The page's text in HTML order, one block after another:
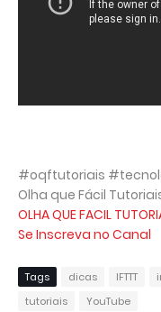
#oqftutoriais
Olha que Fácil
OLHA QUE FACIL
Se Inscreva no Canal
Tags dicas IFTTT
tutoriais
YouTube